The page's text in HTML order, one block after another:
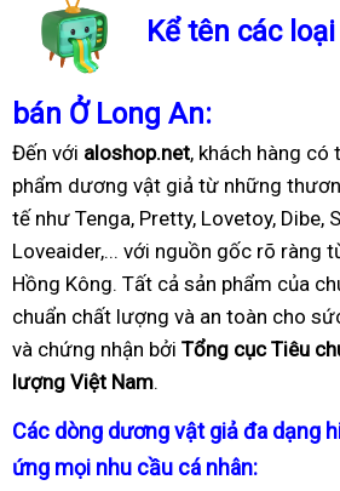
Kể tên các
bán Ở Long An:
Đến với aloshop.net, khách hàng có
phẩm dương vật giả từ những
tế như Tenga, Pretty, Lovetoy, Dibe,
Loveaider,... với nguồn gốc rõ ràng
Hồng Kông. Tất cả sản phẩm của
chuẩn chất lượng và an toàn cho
và chứng nhận bởi Tổng cục Tiêu
lượng Việt Nam.
Các dòng dương vật giả đa dạng
ứng mọi nhu cầu cá nhân: